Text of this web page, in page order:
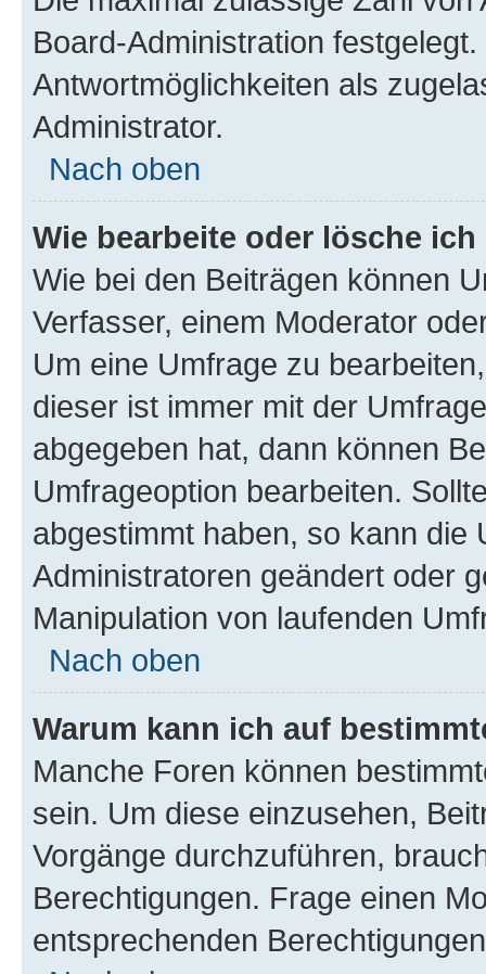
Board-Administration
Antwortmöglichkeiten als
Administrator.
Nach oben
Wie bearbeite oder lösche
Wie bei den Beiträgen können
Verfasser, einem Moderator
Um eine Umfrage zu
dieser ist immer mit der
abgegeben hat, dann können
Umfrageoption bearbeiten.
abgestimmt haben, so kann
Administratoren geändert oder
Manipulation von laufenden
Nach oben
Warum kann ich auf
Manche Foren können
sein. Um diese einzusehen,
Vorgänge durchzuführen,
Berechtigungen. Frage einen
entsprechenden